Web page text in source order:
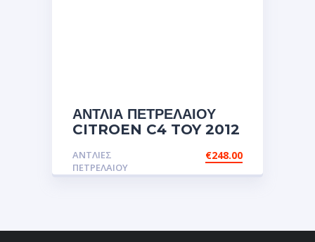
ΑΝΤΛΙΑ ΠΕΤΡΕΛΑΙΟΥ
CITROEN C4 TOY 2012
ΑΝΤΛΙΕΣ
ΠΕΤΡΕΛΑΙΟΥ
€248.00